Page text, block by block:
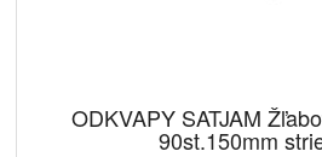
ODKVAPY SATJAM
90st.150mm